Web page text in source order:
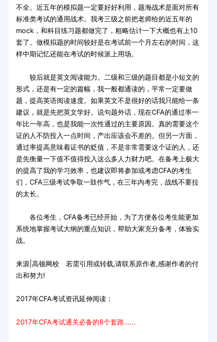
不全。近五年的模拟题一定要好好利用，题海战术是面对所有
标准类考试的通用战术。我考三级之前把老师给的近五年的
mock，和科目练习题都做完了，粗略估计一下大概也有上10
套了。做模拟题的时间较好是在考试前一个月左右的时间，这
样中期记忆还能在考试的时候派上用场。
较后就是英文阅读能力。二级和三级的题目都是小短文的
形式，还是有一定的篇幅，我一般都通读的，平常一定要做
题，提高英语阅读速度。如果英文不是很好的话我只能给一条
建议，就是先把英文学好。说句题外话，现在CFA的通过率一
年比一年高，也是我能一次性通过的主要原因。真的需要这个
证的人不防投入一点时间，产出应该会不差的。但另一方面，
通过率提高意味着证书的贬值，不是非常需要这个证的人，还
是先衡量一下值不值得投入这么多人力财力吧。在备考上极大
的提高了我的学习效率，也建议即将参加或考虑CFA的考生
们，CFA三级考试争取一鼓作气，在三年内考完，战线不要拉
的太长。
各位考生，CFA备考已经开始，为了方便各位考生能更加
系统地掌握考试大纲的重点知识，帮助大家充分备考，体验实
战。
来源|高顿网校 若需引用或转载,请联系原作者,感谢作者的付
出和努力!
2017年CFA考试资讯延伸阅读：
2017年CFA考试通关必备的8个套路……